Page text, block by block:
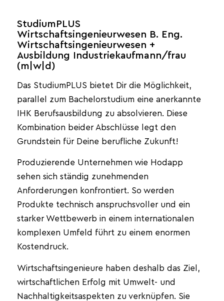
StudiumPLUS
Wirtschaftsingenieurwesen B. Eng.
Wirtschaftsingenieurwesen +
Ausbildung Industriekaufmann/frau
(m|w|d)
Das StudiumPLUS bietet Dir die Möglichkeit,
parallel zum Bachelorstudium eine anerkannte
IHK Berufsausbildung zu absolvieren. Diese
Kombination beider Abschlüsse legt den
Grundstein für Deine berufliche Zukunft!
Produzierende Unternehmen wie Hodapp
sehen sich ständig zunehmenden
Anforderungen konfrontiert. So werden
Produkte technisch anspruchsvoller und ein
starker Wettbewerb in einem internationalen
komplexen Umfeld führt zu einem enormen
Kostendruck.
Wirtschaftsingenieure haben deshalb das Ziel,
wirtschaftlichen Erfolg mit Umwelt- und
Nachhaltigkeitsaspekten zu verknüpfen. Sie